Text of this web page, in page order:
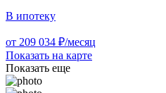
В ипотеку
от 209 034 ₽/месяц
Показать на карте
Показать еще